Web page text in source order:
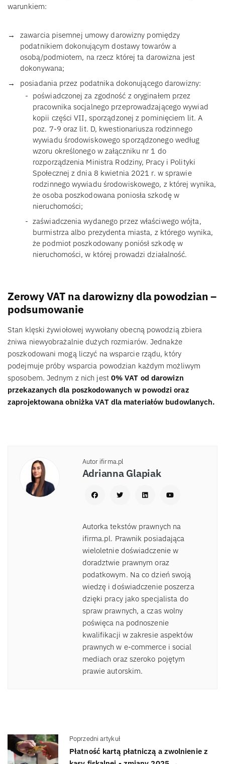
warunkiem:
zawarcia pisemnej umowy darowizny pomiędzy
podatnikiem dokonującym dostawy towarów a
osobą/podmiotem, na rzecz której ta darowizna jest
dokonywana;
posiadania przez podatnika dokonującego darowizny:
poświadczonej za zgodność z oryginałem przez
pracownika socjalnego przeprowadzającego wywiad
kopii części VII, sporządzonej z pominięciem lit. A
poz. 7-9 oraz lit. D, kwestionariusza rodzinnego
wywiadu środowiskowego sporządzonego według
wzoru określonego w załączniku nr 1 do
rozporządzenia Ministra Rodziny, Pracy i Polityki
Społecznej z dnia 8 kwietnia 2021 r. w sprawie
rodzinnego wywiadu środowiskowego, z której wynika,
że osoba poszkodowana poniosła szkodę w
nieruchomości;
zaświadczenia wydanego przez właściwego wójta,
burmistrza albo prezydenta miasta, z którego wynika,
że podmiot poszkodowany poniósł szkodę w
nieruchomości, w której prowadzi działalność.
Zerowy VAT na darowizny dla powodzian –
podsumowanie
Stan klęski żywiołowej wywołany obecną powodzią zbiera
żniwa niewyobrażalnie dużych rozmiarów. Jednakże
poszkodowani mogą liczyć na wsparcie rządu, który
podejmuje próby wsparcia powodzian każdym możliwym
sposobem. Jednym z nich jest 0% VAT od darowizn
przekazanych dla poszkodowanych w powodzi oraz
zaprojektowana obniżka VAT dla materiałów budowlanych.
Autor ifirma.pl
Adrianna Glapiak
Autorka tekstów prawnych na
ifirma.pl. Prawnik posiadająca
wieloletnie doświadczenie w
doradztwie prawnym oraz
podatkowym. Na co dzień swoją
wiedzę i doświadczenie poszerza
dzięki pracy jako specjalista do
spraw prawnych, a czas wolny
poświęca na podnoszenie
kwalifikacji w zakresie aspektów
prawnych w e-commerce i social
mediach oraz szeroko pojętym
prawie autorskim.
Poprzedni artykuł
Płatność kartą płatniczą a zwolnienie z